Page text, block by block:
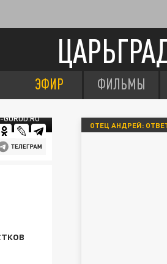
ЭФИР ФИЛЬМЫ
ОТЕЦ АНДРЕЙ: